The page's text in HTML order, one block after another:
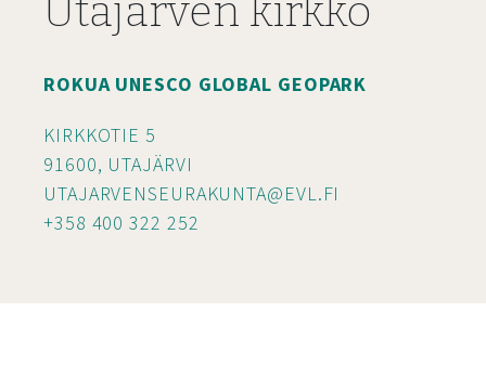
Utajärven kirkko
ROKUA UNESCO GLOBAL GEOPARK
KIRKKOTIE 5
91600, UTAJÄRVI
UTAJARVENSEURAKUNTA@EVL.FI
+358 400 322 252